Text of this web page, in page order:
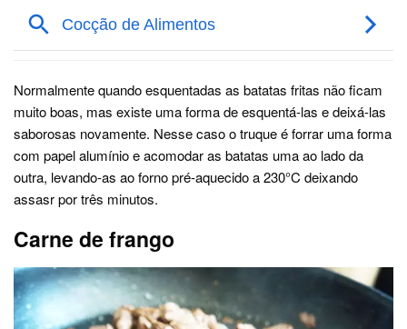
Normalmente quando esquentadas as batatas fritas não ficam
muito boas, mas existe uma forma de esquentá-las e deixá-las
saborosas novamente. Nesse caso o truque é forrar uma forma
com papel alumínio e acomodar as batatas uma ao lado da
outra, levando-as ao forno pré-aquecido a 230°C deixando
assasr por três minutos.
Carne de frango